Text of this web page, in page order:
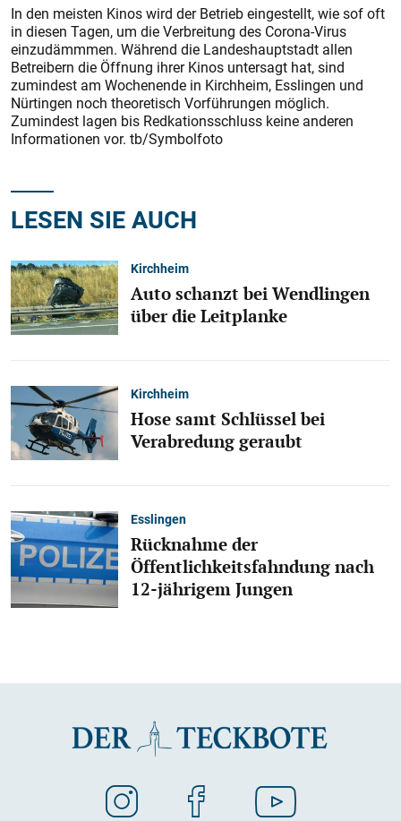
In den meisten Kinos wird der Betrieb eingestellt, wie sof oft
in diesen Tagen, um die Verbreitung des Corona-Virus
einzudämmmen. Während die Landeshauptstadt allen
Betreibern die Öffnung ihrer Kinos untersagt hat, sind
zumindest am Wochenende in Kirchheim, Esslingen und
Nürtingen noch theoretisch Vorführungen möglich.
Zumindest lagen bis Redkationsschluss keine anderen
Informationen vor. tb/Symbolfoto
LESEN SIE AUCH
Kirchheim
Auto schanzt bei Wendlingen
über die Leitplanke
Kirchheim
Hose samt Schlüssel bei
Verabredung geraubt
Esslingen
Rücknahme der
Öffentlichkeitsfahndung nach
12-jährigem Jungen